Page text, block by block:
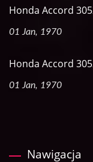
Honda Accord
01 Jan, 1970
Honda Accord
01 Jan, 1970
Nawigacja